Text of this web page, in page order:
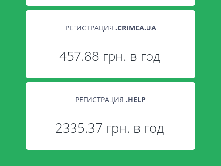
РЕГИСТРАЦИЯ .CRIMEA.UA
457.88 грн. в год
РЕГИСТРАЦИЯ .HELP
2335.37 грн. в год